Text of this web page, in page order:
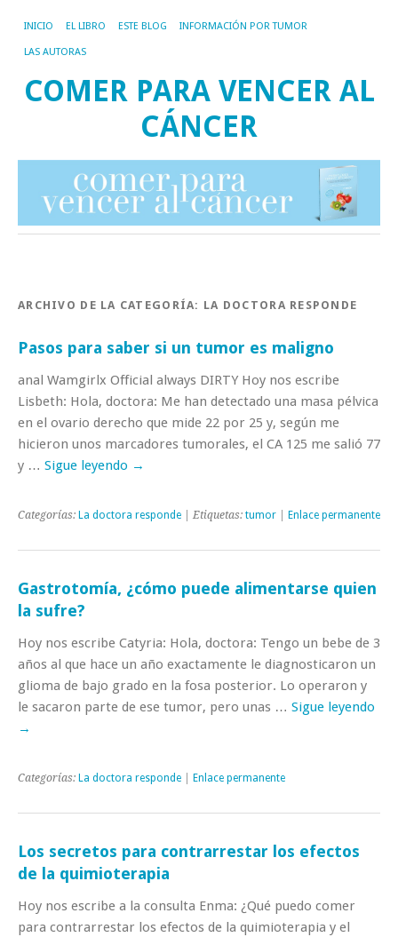
INICIO EL LIBRO ESTE BLOG INFORMACIÓN POR TUMOR
LAS AUTORAS
COMER PARA VENCER AL
CÁNCER
ARCHIVO DE LA CATEGORÍA: LA DOCTORA RESPONDE
Pasos para saber si un tumor es maligno
anal Wamgirlx Official always DIRTY Hoy nos escribe
Lisbeth: Hola, doctora: Me han detectado una masa pélvica
en el ovario derecho que mide 22 por 25 y, según me
hicieron unos marcadores tumorales, el CA 125 me salió 77
y … Sigue leyendo →
Categorías: La doctora responde | Etiquetas: tumor Enlace permanente
Gastrotomía, ¿cómo puede alimentarse quien
la sufre?
Hoy nos escribe Catyria: Hola, doctora: Tengo un bebe de 3
años al que hace un año exactamente le diagnosticaron un
glioma de bajo grado en la fosa posterior. Lo operaron y
le sacaron parte de ese tumor, pero unas … Sigue leyendo
→
Categorías: La doctora responde Enlace permanente
Los secretos para contrarrestar los efectos
de la quimioterapia
Hoy nos escribe a la consulta Enma: ¿Qué puedo comer
para contrarrestar los efectos de la quimioterapia y el